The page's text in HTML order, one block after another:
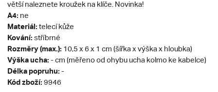
větší naleznete kroužek na klíče. Novinka!
A4: ne
Materiál: telecí kůže
Kování: stříbrné
Rozměry (max.): 10,5 x 6 x 1 cm (šířka x výška x hloubka)
Výška ucha: - cm (měřeno od ohybu ucha kolmo ke kabelce)
Délka popruhu: -
Kód zboží: 9946